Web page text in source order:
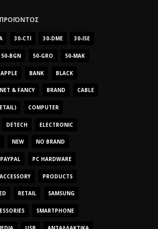
30-CTI 30-DME 30-ISE
50-BGN 50-GRO 50-MAK
APPLE BANK BLACK
& FANCY BRAND CABLE
COMPUTER
DETECH ELECTRONIC
NEW NO BRAND
PAYPAL PC HARDWARE
PRODUCTS
RETAIL SAMSUNG
SMARTPHONE